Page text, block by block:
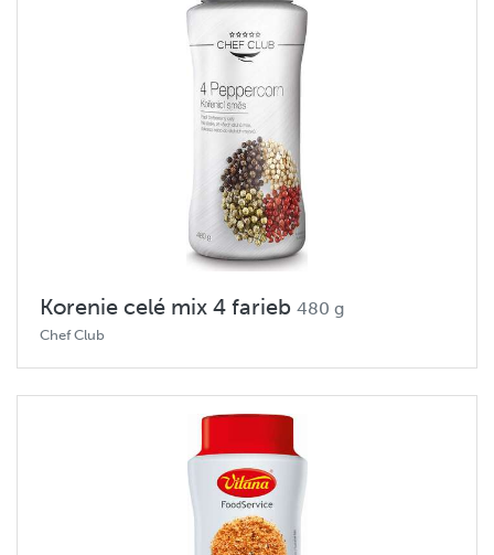
Korenie celé mix 4 farieb 480 g
Chef Club